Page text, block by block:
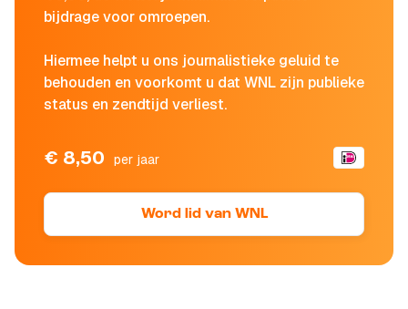
bijdrage voor omroepen.
Hiermee helpt u ons journalistieke geluid te
behouden en voorkomt u dat WNL zijn publieke
status en zendtijd verliest.
€ 8,50 per jaar
Word lid van WNL